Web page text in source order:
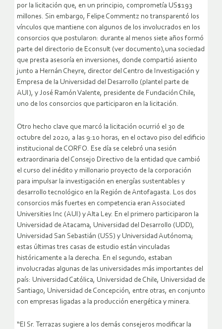
por la licitación que, en un principio, comprometía US$193
millones. Sin embargo, Felipe Commentz no transparentó los
vínculos que mantiene con algunos de los involucrados en los
consorcios que postularon: durante al menos siete años formó
parte del directorio de Econsult (ver documento),una sociedad
que presta asesoría en inversiones, donde compartió asiento
junto a Hernán Cheyre, director del Centro de Investigación y
Empresa de la Universidad del Desarrollo (plantel parte de
AUI), y José Ramón Valente, presidente de Fundación Chile,
uno de los consorcios que participaron en la licitación.
Otro hecho clave que marcó la licitación ocurrió el 30 de
octubre del 2020, a las 9:10 horas, en el octavo piso del edificio
institucional de CORFO. Ese día se celebró una sesión
extraordinaria del Consejo Directivo de la entidad que cambió
el curso del inédito y millonario proyecto de la corporación
para impulsar la investigación en energías sustentables y
desarrollo tecnológico en la Región de Antofagasta. Los dos
consorcios más fuertes en competencia eran Associated
Universities Inc (AUI) y Alta Ley. En el primero participaron la
Universidad de Atacama, Universidad del Desarrollo (UDD),
Universidad San Sebastián (USS) y Universidad Autónoma;
estas últimas tres casas de estudio están vinculadas
históricamente a la derecha. En el segundo, estaban
involucradas algunas de las universidades más importantes del
país: Universidad Católica, Universidad de Chile, Universidad de
Santiago, Universidad de Concepción, entre otras, en conjunto
con empresas ligadas a la producción energética y minera.
“El Sr. Terrazas sugiere a los demás consejeros modificar la